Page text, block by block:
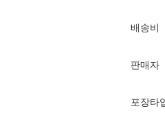
배송비
판매자
포장타